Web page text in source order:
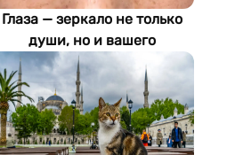
Глаза — зеркало не только
души, но и вашего
здоровья: как ИИ находит
болезни по фотографии